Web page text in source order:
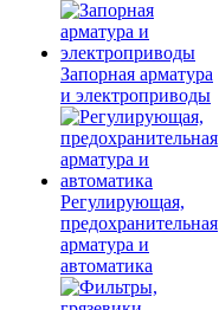
Запорная арматура
и электроприводы
Регулирующая,
предохранительная
арматура и
автоматика